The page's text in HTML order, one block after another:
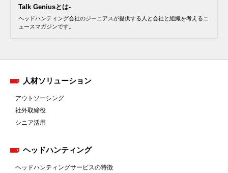
Talk Geniusとは-
ヘッドハンティング会社のジーニアスが提供する人と会社と組織を考えるニ
ュースマガジンです。
人材ソリューション
アウトソーシング
社外取締役
シニア活用
ヘッドハンティング
ヘッドハンティングサービスの特徴